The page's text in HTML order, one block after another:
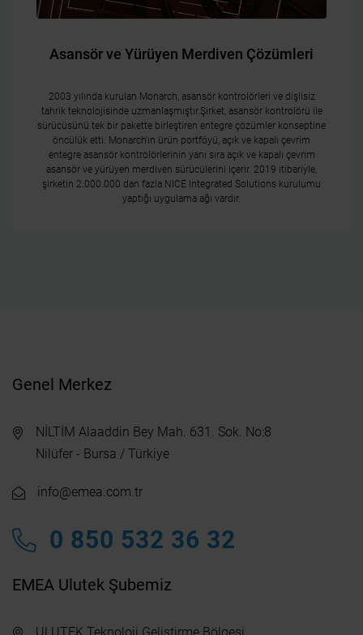
Asansör ve Yürüyen Merdiven Çözümleri
2003 yılında kurulan Monarch, asansör kontrolörleri ve dişlisiz
tahrik teknolojisinde uzmanlaşmıştır.Şirket, asansör kontrolörü ile
sürücüsünü tek bir pakette birleştiren entegre çözümler konseptine
öncülük etti. Monarch'ın ürün portföyü, açık ve kapalı çevrim
entegre asansör kontrolörlerinin yanı sıra açık ve kapalı çevrim
asansör ve yürüyen merdiven sürücülerini içerir. 2019 itibariyle,
şirketin 2.000.000 dan fazla NICE Integrated Solutions kurulumu
yaptığı uygulama ağı vardır.
Genel Merkez
NİLTİM Alaaddin Bey Mah. 631. Sok. No:8
Nilüfer - Bursa / Türkiye
info@emea.com.tr
0 850 532 36 32
EMEA Ulutek Şubemiz
ULUTEK Teknoloji Geliştirme Bölgesi,